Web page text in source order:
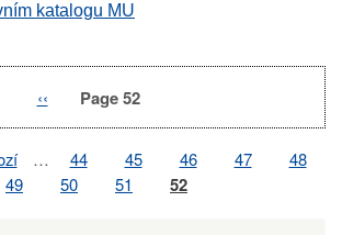
katalogu MU
Previous
‹‹ Page 52
… Page
44 Page
45 Page
46 Page
47 Page
48
Page
49 Page
50 Page
51 Page
52